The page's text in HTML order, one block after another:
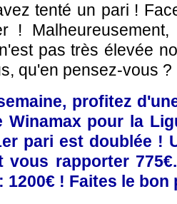
tenté un pari !
!
pas très élevée
qu'en pensez-vous ?
profitez
Winamax pour la
pari est doublée !
vous rapporter
1200€ ! Faites le bon